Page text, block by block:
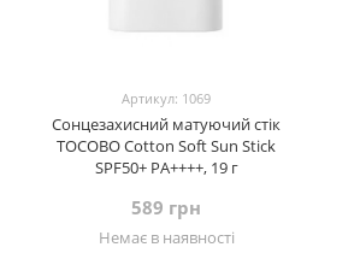
Артикул: 1069
Сонцезахисний матуючий стік
TOCOBO Cotton Soft Sun Stick
SPF50+ PA++++, 19 г
589 грн
Немає в наявності